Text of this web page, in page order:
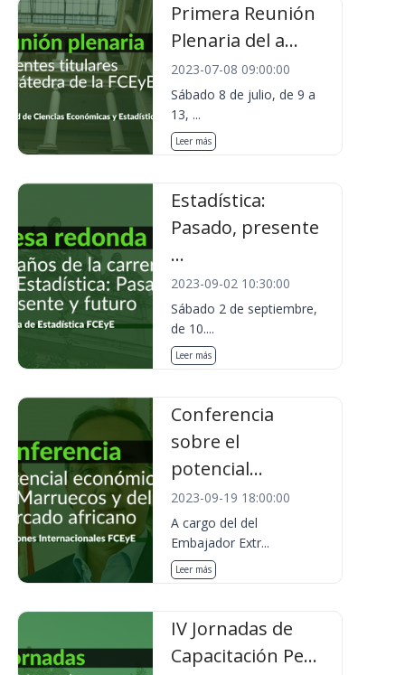
Primera Reunión
Plenaria del a...
2023-07-08 09:00:00
Sábado 8 de julio, de 9 a
13, ...
Leer más
Estadística:
Pasado, presente
...
2023-09-02 10:30:00
Sábado 2 de septiembre,
de 10....
Leer más
Conferencia
sobre el
potencial...
2023-09-19 18:00:00
A cargo del del
Embajador Extr...
Leer más
IV Jornadas de
Capacitación Pe...